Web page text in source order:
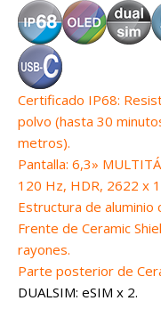
Certificado IP68:
polvo (hasta 30
metros).
Pantalla: 6,3»
120 Hz, HDR, 2622 x
Estructura de aluminio
Frente de Ceramic
rayones.
Parte posterior de
DUALSIM: eSIM x 2.